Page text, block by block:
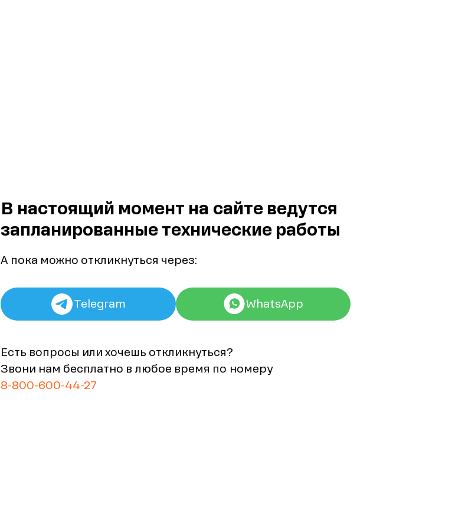
В настоящий момент на сайте ведутся
запланированные технические работы
А пока можно откликнуться через:
Telegram WhatsApp
Есть вопросы или хочешь откликнуться?
Звони нам бесплатно в любое время по номеру
8-800-600-44-27